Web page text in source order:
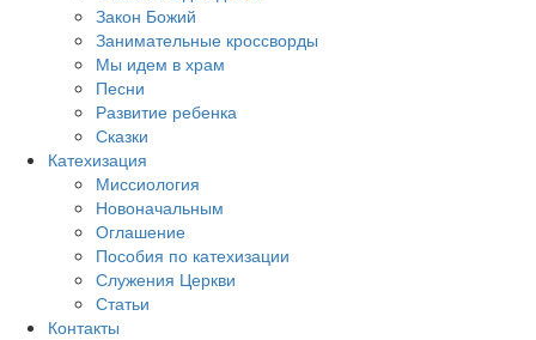
Закон Божий
Занимательные кроссворды
Мы идем в храм
Песни
Развитие ребенка
Сказки
Катехизация
Миссиология
Новоначальным
Оглашение
Пособия по катехизации
Служения Церкви
Статьи
Контакты